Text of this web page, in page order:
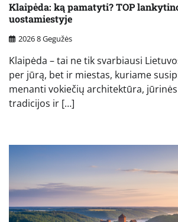
Klaipėda: ką pamatyti? TOP
uostamiestyje
2026 8 Gegužės
Klaipėda – tai ne tik svarbiausi
per jūrą, bet ir miestas, kuriame
menanti vokiečių architektūra,
tradicijos ir […]